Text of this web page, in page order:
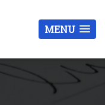
MENU